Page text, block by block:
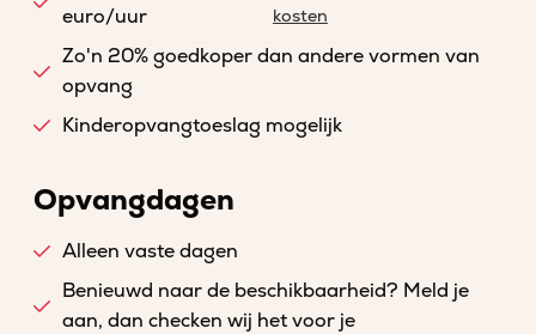
euro/uur
kosten
Zo'n 20% goedkoper dan andere vormen van
opvang
Kinderopvangtoeslag mogelijk
Opvangdagen
Alleen vaste dagen
Benieuwd naar de beschikbaarheid? Meld je
aan, dan checken wij het voor je